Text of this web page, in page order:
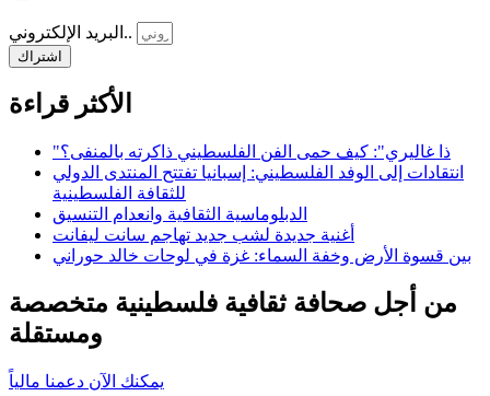
البريد الإلكتروني..
اشتراك
الأكثر قراءة
"ذا غاليري": كيف حمى الفن الفلسطيني ذاكرته بالمنفى؟
انتقادات إلى الوفد الفلسطيني: إسبانيا تفتتح المنتدى الدولي
للثقافة الفلسطينية
الدبلوماسية الثقافية وانعدام التنسيق
أغنية جديدة لشب جديد تهاجم سانت ليفانت
بين قسوة الأرض وخفة السماء: غزة في لوحات خالد حوراني
من أجل صحافة ثقافية فلسطينية متخصصة
ومستقلة
يمكنك الآن دعمنا مالياً